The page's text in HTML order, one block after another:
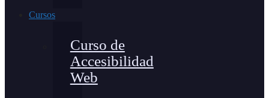
Cursos
Curso de
Accesibilidad
Web